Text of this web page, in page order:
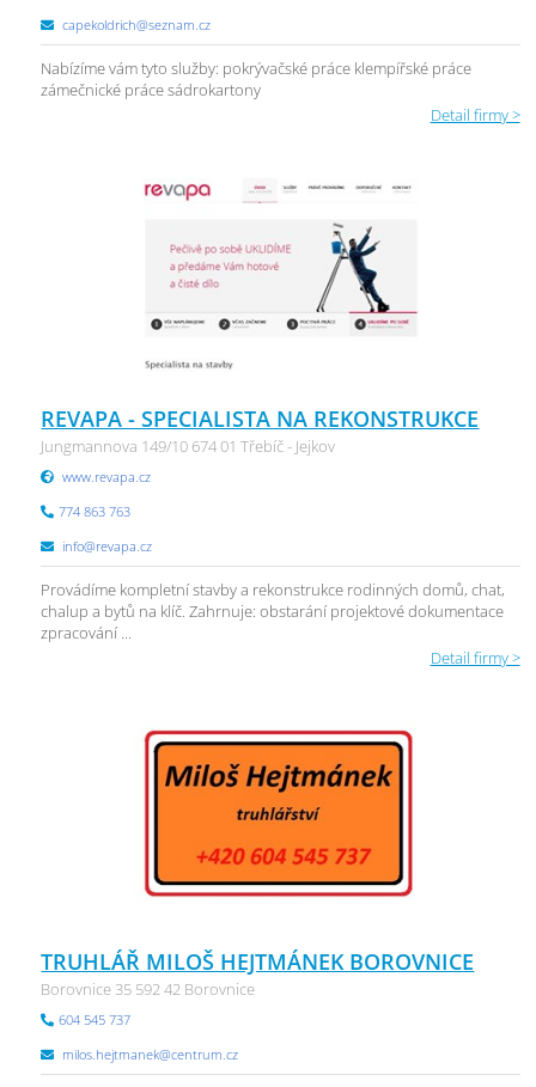
capekoldrich@seznam.cz
Nabízíme vám tyto služby: pokrývačské práce klempířské práce
zámečnické práce sádrokartony
Detail firmy >
REVAPA - SPECIALISTA NA REKONSTRUKCE
Jungmannova 149/10 674 01 Třebíč - Jejkov
www.revapa.cz
774 863 763
info@revapa.cz
Provádíme kompletní stavby a rekonstrukce rodinných domů, chat,
chalup a bytů na klíč. Zahrnuje: obstarání projektové dokumentace
zpracování ...
Detail firmy >
TRUHLÁŘ MILOŠ HEJTMÁNEK BOROVNICE
Borovnice 35 592 42 Borovnice
604 545 737
milos.hejtmanek@centrum.cz